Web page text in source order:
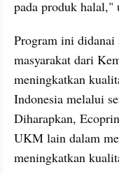
pada produk halal,"
Program ini didanai
masyarakat dari
meningkatkan
Indonesia melalui
Diharapkan,
UKM lain dalam
meningkatkan